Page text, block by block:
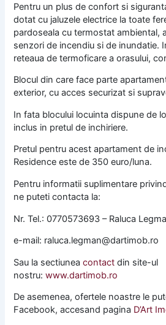
Pentru un plus de confort si
dotat cu jaluzele electrice la toate
pardoseala cu termostat ambiental,
senzori de incendiu si de inundatie.
reteaua de termoficare a orasului,
Blocul din care face parte
exterior, cu acces securizat si
In fata blocului locuinta dispune de
inclus in pretul de inchiriere.
Pretul pentru acest apartament de
Residence este de 350 euro/luna.
Pentru informatii suplimentare
ne puteti contacta la:
Nr. Tel.: 0770573693 – Raluca
e-mail: raluca.legman@dartimob.ro
Sau la sectiuneacontact din site-ul
nostru:www.dartimob.ro
De asemenea, ofertele noastre le
Facebook, accesand pagina D’Art